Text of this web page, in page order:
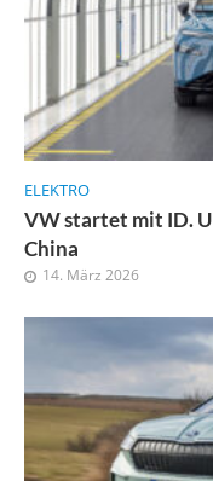
ELEKTRO
VW startet mit ID.
China
14. März 2026